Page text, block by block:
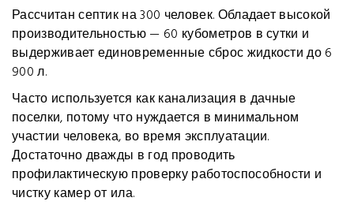
Рассчитан септик на 300 человек. Обладает высокой
производительностью — 60 кубометров в сутки и
выдерживает единовременные сброс жидкости до 6
900 л.
Часто используется как канализация в дачные
поселки, потому что нуждается в минимальном
участии человека, во время эксплуатации.
Достаточно дважды в год проводить
профилактическую проверку работоспособности и
чистку камер от ила.